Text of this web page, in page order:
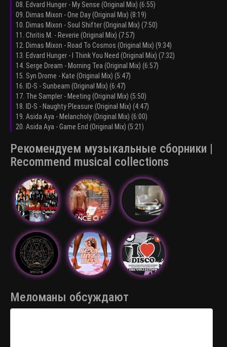
08. Edvard Hunger - My Sense (Original Mix) (6:55)
09. Dimas Mixon - One Day (Original Mix) (8:19)
10. Dimas Mixon - Soul Shifter (Original Mix) (7:50)
11. Chritis M. - Reverie (Original Mix) (7:57)
12. Dimas Mixon - Road To Cosmos (Original Mix) (9:34)
13. Edvard Hunger - I Think You Need (Original Mix) (7:32)
14. Serge Dream - Morning Tea (Original Mix) (6:57)
15. Syn Drome - Kate (Original Mix) (5:47)
16. ID-S - Sunbeam (Original Mix) (6:47)
17. The Sampler - Meeting (Original Mix) (5:50)
18. ID-S - Naughty Pleasure (Original Mix) (4:47)
19. Asida Aya - Melancholy (Original Mix) (6:00)
20. Asida Aya - Game End (Original Mix) (5:21)
Рекомендуем музыкальные сборники |
Recommend musical collections
Меломаны обсуждают